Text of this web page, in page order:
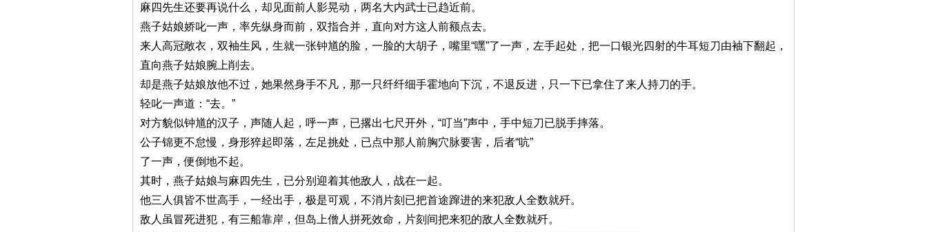
麻四先生还要再说什么，却见面前人影晃动，两名大内武士已趋近前。
燕子姑娘娇叱一声，率先纵身而前，双指合并，直向对方这人前额点去。
来人高冠敞衣，双袖生风，生就一张钟馗的脸，一脸的大胡子，嘴里“嘿”了一声，左手起处，把一口银光四射的牛耳短刀由袖下翻起，
直向燕子姑娘腕上削去。
却是燕子姑娘放他不过，她果然身手不凡，那一只纤纤细手霍地向下沉，不退反进，只一下已拿住了来人持刀的手。
轻叱一声道：“去。”
对方貌似钟馗的汉子，声随人起，呼一声，已撂出七尺开外，“叮当”声中，手中短刀已脱手摔落。
公子锦更不怠慢，身形猝起即落，左足挑处，已点中那人前胸穴脉要害，后者“吭”
了一声，便倒地不起。
其时，燕子姑娘与麻四先生，已分别迎着其他敌人，战在一起。
他三人俱皆不世高手，一经出手，极是可观，不消片刻已把首途蹿进的来犯敌人全数就歼。
敌人虽冒死进犯，有三船靠岸，但岛上僧人拼死效命，片刻间把来犯的敌人全数就歼。